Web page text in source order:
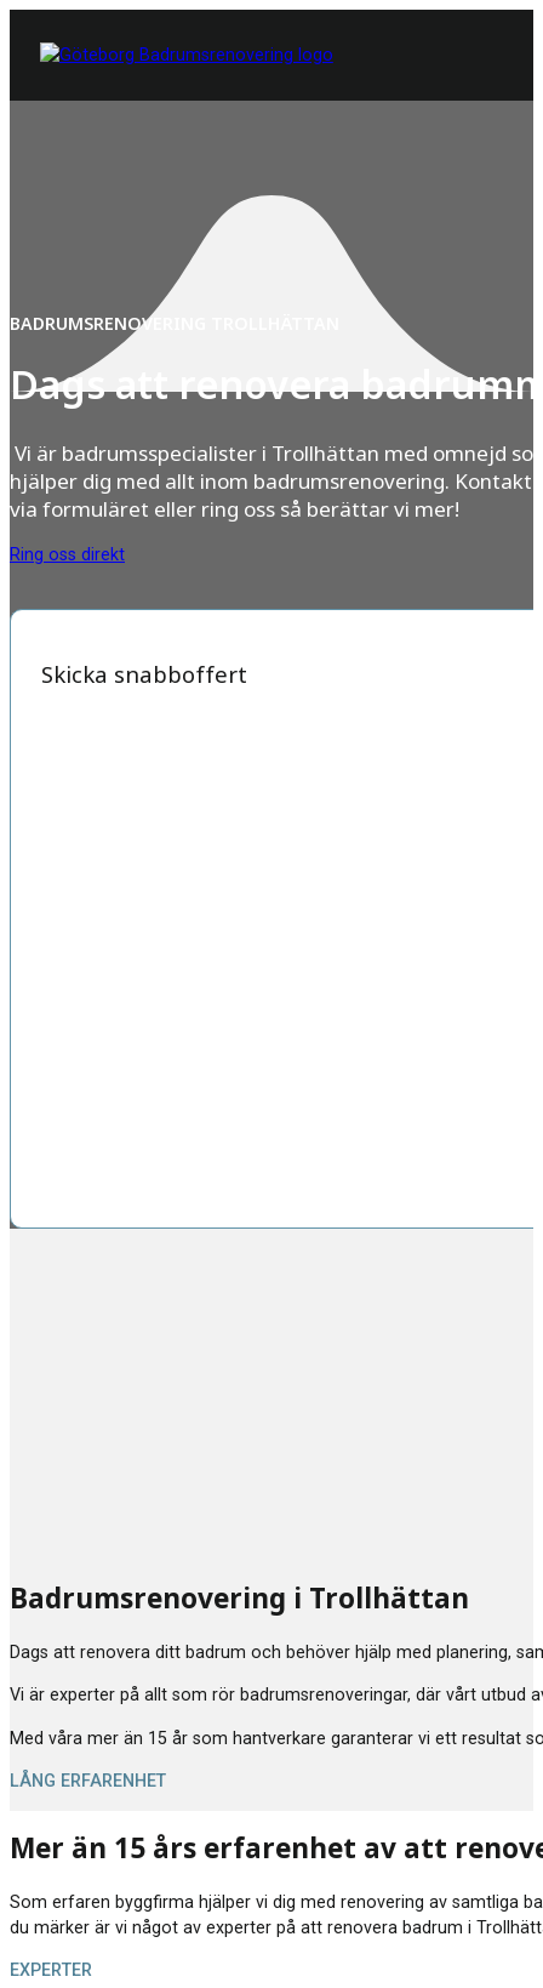
BADRUMSRENOVERING TROLLHÄTTAN
Dags att renovera
Vi är badrumsspecialister i Trollhättan med omnejd
hjälper dig med allt inom badrumsrenovering.
via formuläret eller ring oss så berättar vi mer!
Ring oss direkt
Skicka snabboffert
Badrumsrenovering i Trollhättan
Dags att renovera ditt badrum och behöver hjälp med planering,
Vi är experter på allt som rör badrumsrenoveringar, där vårt
Med våra mer än 15 år som hantverkare garanterar vi ett resultat
LÅNG ERFARENHET
Mer än 15 års erfarenhet av att
Som erfaren byggfirma hjälper vi dig med renovering av samtliga
du märker är vi något av experter på att renovera badrum i
EXPERTER